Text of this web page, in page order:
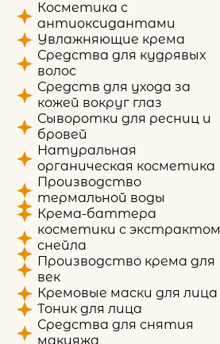
Косметика с
антиоксидантами
Увлажняющие крема
Средства для кудрявых
волос
Средств для ухода за
кожей вокруг глаз
Сыворотки для ресниц и
бровей
Натуральная
органическая косметика
Производство
термальной воды
Крема-баттера
косметики с экстрактом
снейла
Производство крема для
век
Кремовые маски для лица
Тоник для лица
Средства для снятия
макияжа